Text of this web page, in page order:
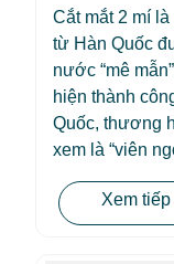
Cắt mắt 2 mí
từ Hàn Quốc
nước “mê
hiện thành
Quốc, thương
xem là “viên
Xem tiếp